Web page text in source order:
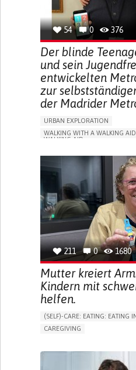
54 0 376
Der blinde
und sein
entwickelten
zur
der Madrider
URBAN EXPLORATION
WALKING WITH A WALKING
WALKING AID
APP (INCLUDING WHEN
ONLINE SERVICE
SOCIAL
VISION PROBLEMS
PROMOTING INCLUSIVITY
OPHTHALMOLOGY
SPAIN
211 0 1680
Mutter kreiert
Kindern mit
helfen.
(SELF)-CARE: EATING: EATING
CAREGIVING
BODY-WORN SOLUTIONS
SHOES, SENSORS...)